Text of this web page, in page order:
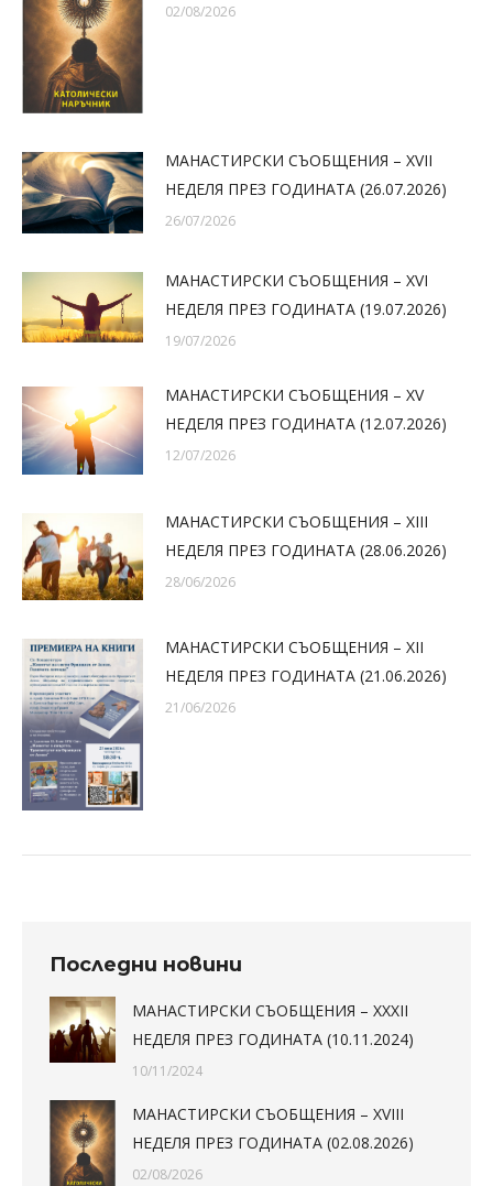
02/08/2026
МАНАСТИРСКИ СЪОБЩЕНИЯ – XVII
НЕДЕЛЯ ПРЕЗ ГОДИНАТА (26.07.2026)
26/07/2026
МАНАСТИРСКИ СЪОБЩЕНИЯ – XVI
НЕДЕЛЯ ПРЕЗ ГОДИНАТА (19.07.2026)
19/07/2026
МАНАСТИРСКИ СЪОБЩЕНИЯ – XV
НЕДЕЛЯ ПРЕЗ ГОДИНАТА (12.07.2026)
12/07/2026
МАНАСТИРСКИ СЪОБЩЕНИЯ – XIII
НЕДЕЛЯ ПРЕЗ ГОДИНАТА (28.06.2026)
28/06/2026
МАНАСТИРСКИ СЪОБЩЕНИЯ – XII
НЕДЕЛЯ ПРЕЗ ГОДИНАТА (21.06.2026)
21/06/2026
Последни новини
МАНАСТИРСКИ СЪОБЩЕНИЯ – XXXII
НЕДЕЛЯ ПРЕЗ ГОДИНАТА (10.11.2024)
10/11/2024
МАНАСТИРСКИ СЪОБЩЕНИЯ – XVIII
НЕДЕЛЯ ПРЕЗ ГОДИНАТА (02.08.2026)
02/08/2026